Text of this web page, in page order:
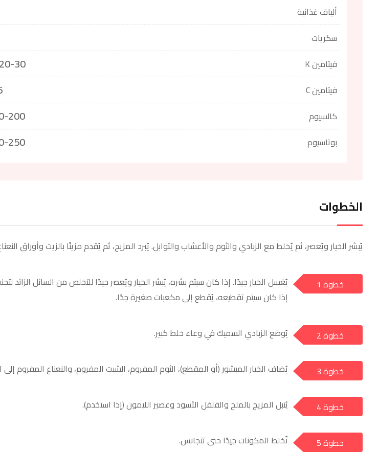
ألياف غذائية
سكريات
فيتامين K 20-30 ميكروجرام
فيتامين C
كالسيوم 150-200
بوتاسيوم 150-250
الخطوات
يُبشر الخيار ويُعصر، ثم يُخلط مع الزبادي والثوم والأعشاب والتوابل. يُبرد المزيج، ثم يُقدم مزينًا بالزيت وأوراق
a خطوة 1
يُغسل الخيار جيدًا. إذا كان سيتم بشره، يُبشر الخيار ويُعصر جيدًا للتخلص من السائل الزائد
إذا كان سيتم تقطيعه، يُقطع إلى مكعبات صغيرة جدًا.
a خطوة 2 يُوضع الزبادي السميك في وعاء خلط كبير.
a خطوة 3 يُضاف الخيار المبشور (أو المقطع)، الثوم المفروم، الشبت المفروم، والنعناع المفروم إلى
a خطوة 4 يُتبل المزيج بالملح والفلفل الأسود وعصير الليمون (إذا استخدم).
a خطوة 5 تُخلط المكونات جيدًا حتى تتجانس.